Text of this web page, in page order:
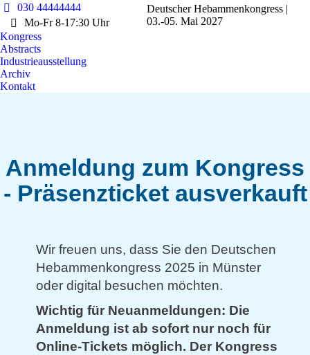
030 44444444
Mo-Fr 8-17:30 Uhr
Deutscher Hebammenkongress |
03.-05. Mai 2027
Kongress
Abstracts
Industrieausstellung
Archiv
Kontakt
Anmeldung zum Kongress
- Präsenzticket ausverkauft
Wir freuen uns, dass Sie den Deutschen
Hebammenkongress 2025 in Münster
oder digital besuchen möchten.
Wichtig für Neuanmeldungen: Die
Anmeldung ist ab sofort nur noch für
Online-Tickets möglich. Der Kongress